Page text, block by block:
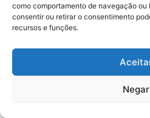
como comportamento de navegação ou
consentir ou retirar o consentimento
recursos e funções.
Negar